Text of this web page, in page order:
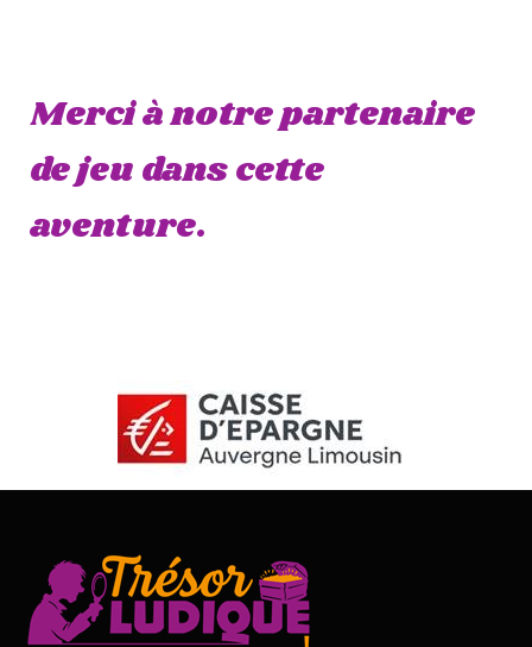
Merci à notre partenaire
de jeu dans cette
aventure.